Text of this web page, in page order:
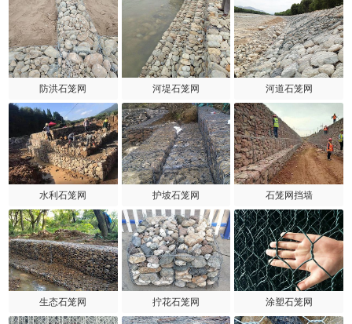
防洪石笼网 河堤石笼网 河道石笼网
水利石笼网 护坡石笼网 石笼网挡墙
生态石笼网 拧花石笼网 涂塑石笼网